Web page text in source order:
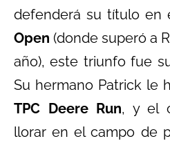
defenderá su título en
Open (donde superó a
año), este triunfo fue
Su hermano Patrick le
TPC Deere Run, y el
llorar en el campo de